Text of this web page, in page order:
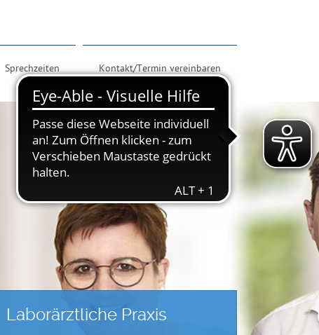
Sprechzeiten Kontakt/Termin vereinbaren
Laborärztliche Praxis